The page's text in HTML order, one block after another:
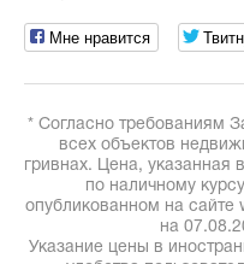
Мне нравится
* Согласно требованиям
всех объектов
гривнах. Цена, указанная
по наличному
опубликованном на сайте
на
Указание цены в